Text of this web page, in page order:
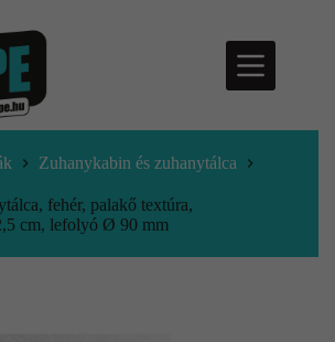
Zuhanykabin és zuhanytálca
fehér, palakő textúra,
cm, lefolyó Ø 90 mm